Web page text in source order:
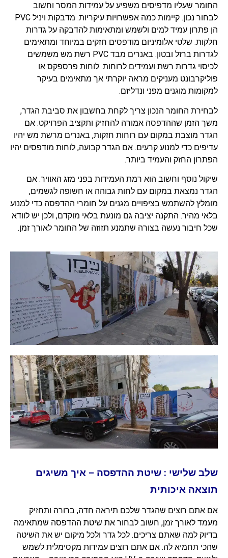
החומר שעליו מדפיסים משפיע על עמידות המסר וחשוב
לבחור נכון. קיימות כמה אפשרויות עיקריות. מדבקות ויניל PVC
הן פתרון עמיד למים ולשמש ומתאימות להדבקה על גדרות
חלקות. שלטי אלומיניום מודפסים חזקים במיוחד ומתאימים
לגדרות ברזל ובטון. באנרים מבד PVC רשת מש משמשים
לכיסוי גדרות רשת ועמידים לרוחות. לוחות פרספקס או
פוליקרבונט מעניקים מראה יוקרתי אך מתאימים בעיקר
למקומות מוגנים מפני ונדליזם.
לבחירת החומר הנכון צריך לקחת בחשבון את סביבת הגדר,
משך הזמן שההדפסה אמורה להחזיק ותקציב הפרויקט. אם
הגדר מוצבת במקום עם רוחות חזקות, באנרים מרשת מש יהיו
עדיפים כדי למנוע קרעים. אם הגדר קבועה, לוחות מודפסים יהיו
הפתרון החזק והעמיד ביותר.
שיקול נוסף וחשוב הוא רמת העמידות בפני מזג האוויר. אם
הגדר נמצאת במקום עם לחות גבוהה או חשופה לגשמים,
מומלץ להשתמש בציפויים מגנים על חומרי ההדפסה כדי למנוע
בלאי מהיר. התקנה יציבה גם מונעת בלאי מוקדם, ולכן יש לוודא
שכל חיבור נעשה בצורה שתמנע תזוזה של החומר לאורך זמן.
שלב שלישי : שיטת ההדפסה – איך משיגים
תוצאה איכותית
אם אתם רוצים שהגדר שלכם תיראה חדה, ברורה ותחזיק
מעמד לאורך זמן, חשוב לבחור את שיטת ההדפסה שמתאימה
בדיוק למה שאתם צריכים. לכל גדר ולכל מיקום יש את השיטה
שהכי תחמיא לה. אם אתם רוצים עמידות מקסימלית לשמש